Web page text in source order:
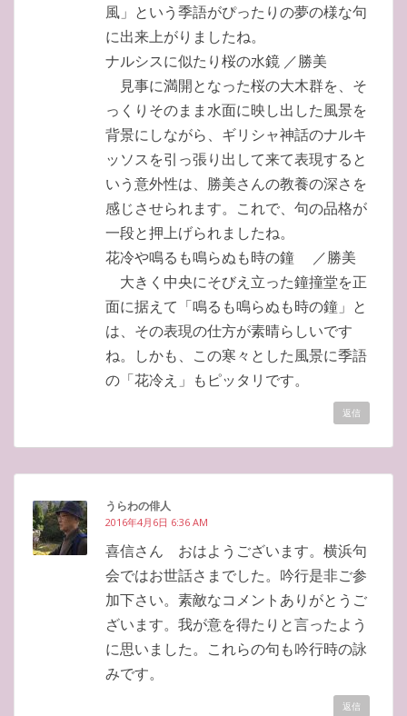
風」という季語がぴったりの夢の様な句
に出来上がりましたね。
ナルシスに似たり桜の水鏡 ／勝美
見事に満開となった桜の大木群を、そ
っくりそのまま水面に映し出した風景を
背景にしながら、ギリシャ神話のナルキ
ッソスを引っ張り出して来て表現すると
いう意外性は、勝美さんの教養の深さを
感じさせられます。これで、句の品格が
一段と押上げられましたね。
花冷や鳴るも鳴らぬも時の鐘 ／勝美
大きく中央にそびえ立った鐘撞堂を正
面に据えて「鳴るも鳴らぬも時の鐘」と
は、その表現の仕方が素晴らしいです
ね。しかも、この寒々とした風景に季語
の「花冷え」もピッタリです。
返信
うらわの俳人
2016年4月6日 6:36 AM
喜信さん おはようございます。横浜句
会ではお世話さまでした。吟行是非ご参
加下さい。素敵なコメントありがとうご
ざいます。我が意を得たりと言ったよう
に思いました。これらの句も吟行時の詠
みです。
返信